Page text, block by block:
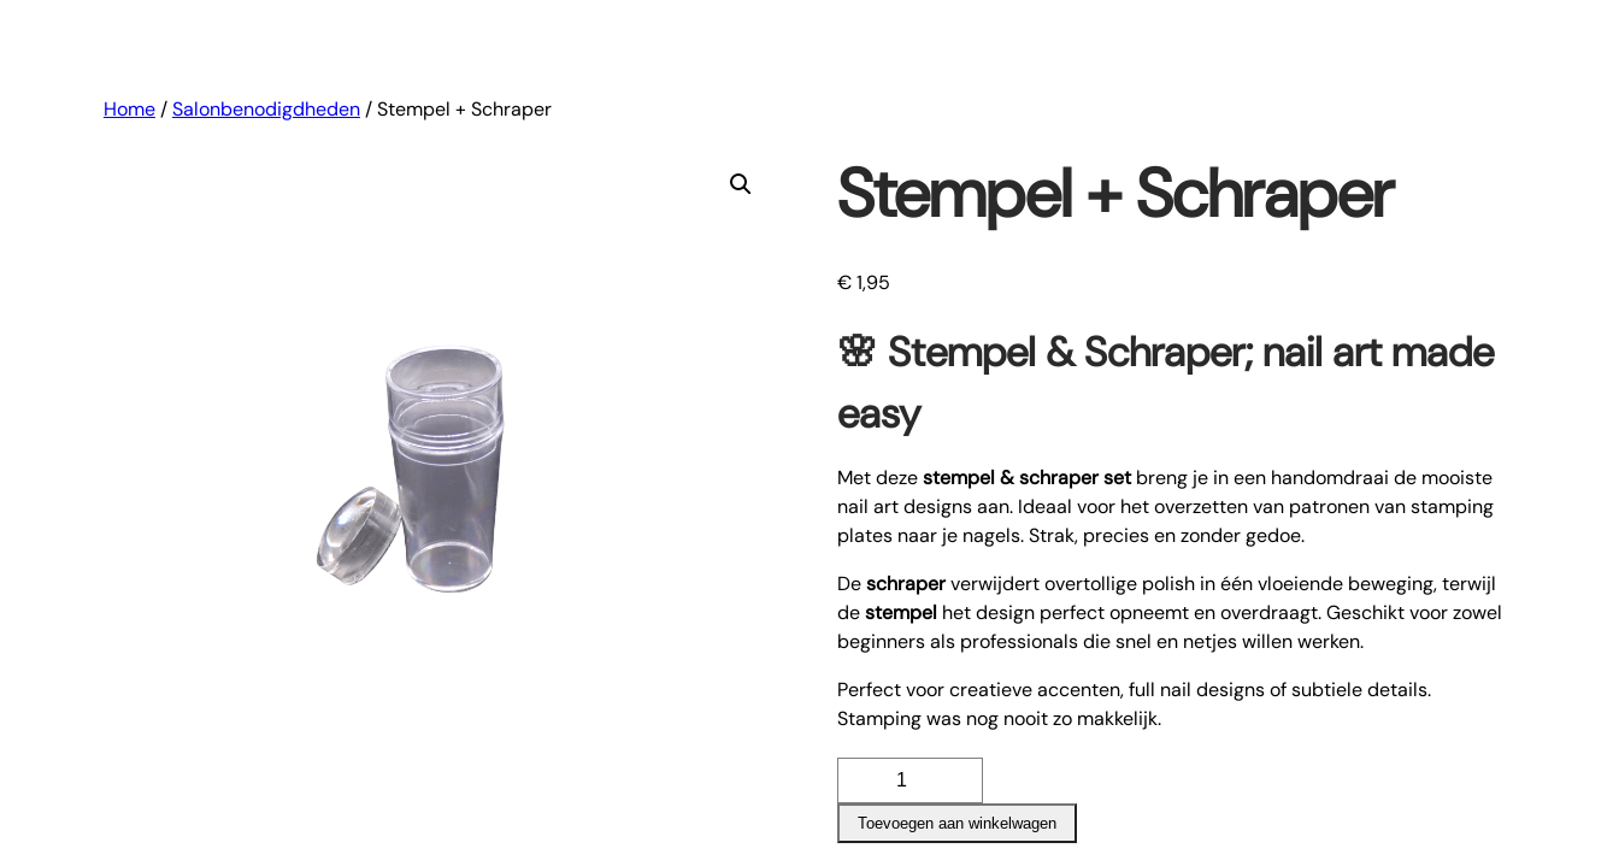
Home/Salonbenodigdheden/ Stempel + Schraper
Stempel + Schraper
€1,95
🌸 Stempel & Schraper; nail art made
easy
Met dezestempel & schraper setbreng je in een handomdraai de mooiste
nail art designs aan. Ideaal voor het overzetten van patronen van stamping
plates naar je nagels. Strak, precies en zonder gedoe.
Deschraperverwijdert overtollige polish in één vloeiende beweging, terwijl
destempel het design perfect opneemt en overdraagt. Geschikt voor zowel
beginners als professionals die snel en netjes willen werken.
Perfect voor creatieve accenten, full nail designs of subtiele details.
Stamping was nog nooit zo makkelijk.
Stempel
+
Schraper
Toevoegen aan winkelwagen